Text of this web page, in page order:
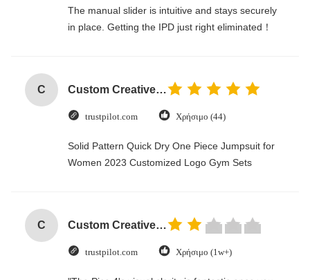
The manual slider is intuitive and stays securely
in place. Getting the IPD just right eliminated！
C Custom Creative Goodie Christmas Kraft Paper Gift Bag with Your Own Logo for Xmas Decorative Party
trustpilot.com Χρήσιμο (44)
Solid Pattern Quick Dry One Piece Jumpsuit for
Women 2023 Customized Logo Gym Sets
C Custom Creative Goodie Christmas Kraft Paper Gift Bag with Your Own Logo for Xmas Decorative Party
trustpilot.com Χρήσιμο (1w+)